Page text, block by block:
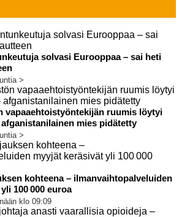
solvasi Eurooppaa – sai heti
>
vapaaehtoistyöntekijän ruumis löytyi
mies pidätetty
>
kohteena – ilmanvaihtopalveluiden
100 000 euroa
klo 09:09